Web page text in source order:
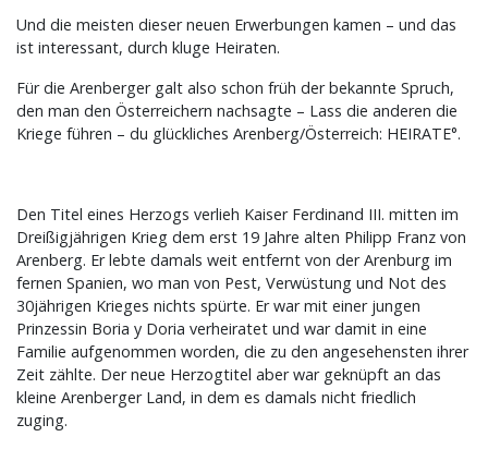
Und die meisten dieser neuen Erwerbungen kamen – und das
ist interessant, durch kluge Heiraten.
Für die Arenberger galt also schon früh der bekannte Spruch,
den man den Österreichern nachsagte – Lass die anderen die
Kriege führen – du glückliches Arenberg/Österreich: HEIRATE°.
Den Titel eines Herzogs verlieh Kaiser Ferdinand III. mitten im
Dreißigjährigen Krieg dem erst 19 Jahre alten Philipp Franz von
Arenberg. Er lebte damals weit entfernt von der Arenburg im
fernen Spanien, wo man von Pest, Verwüstung und Not des
30jährigen Krieges nichts spürte. Er war mit einer jungen
Prinzessin Boria y Doria verheiratet und war damit in eine
Familie aufgenommen worden, die zu den angesehensten ihrer
Zeit zählte. Der neue Herzogtitel aber war geknüpft an das
kleine Arenberger Land, in dem es damals nicht friedlich
zuging.